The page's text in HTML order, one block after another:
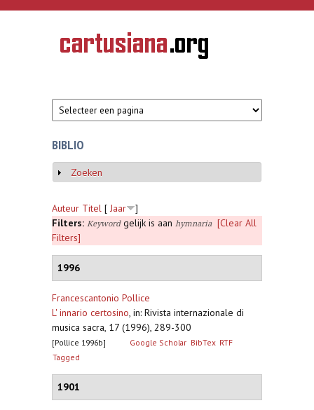
Overslaan en naar de inhoud gaan
CARTUSIANA
Geschiedenis
van de
BIBLIO
Weergeven
Zoeken
Auteur Titel [ Jaar
]
Filters: Keywordgelijk is aan hymnaria
[Clear All
Filters]
1996
Francescantonio Pollice
L' innario certosino, in: Rivista internazionale di
musica sacra, 17 (1996), 289-300
[Pollice 1996b] Google Scholar BibTex RTF
Tagged
1901